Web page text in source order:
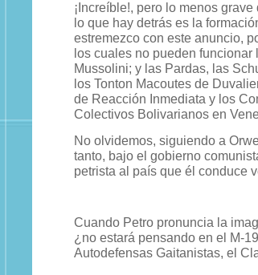
¡Increíble!, pero lo menos
lo que hay detrás es la
estremezco con este anuncio,
los cuales no pueden
Mussolini; y las Pardas, las
los Tonton Macoutes de
de Reacción Inmediata y los
Colectivos Bolivarianos en
No olvidemos, siguiendo a
tanto, bajo el gobierno
petrista al país que él conduce
Cuando Petro pronuncia la
¿no estará pensando en el M-
Autodefensas Gaitanistas, el